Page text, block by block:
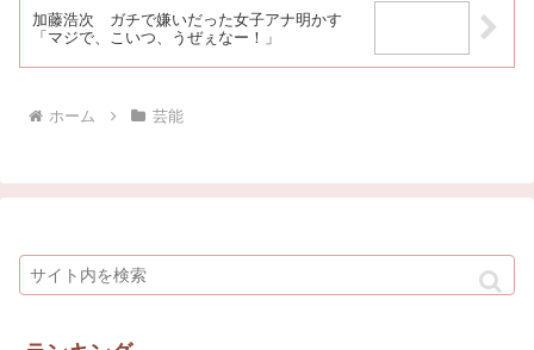
加藤浩次 ガチで嫌いだった女子アナ明かす
「マジで、こいつ、うぜぇなー！」
ホーム 芸能